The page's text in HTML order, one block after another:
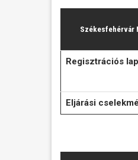
Székesfehérvár
Regisztrációs
Eljárási